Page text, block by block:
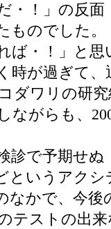
・！」の反
ものでした。
ば・！」と
時が過ぎて
ダワリの研
ながらも、
診で予期せぬ
というアク
なかで、今後
テストの出